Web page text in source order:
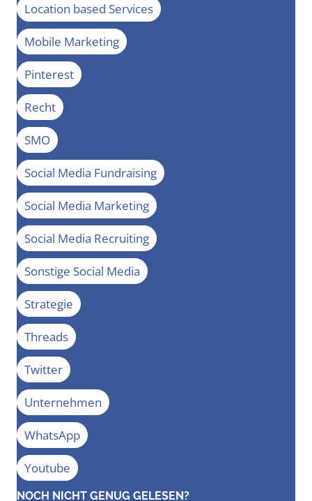
Location based Services
Mobile Marketing
Pinterest
Recht
SMO
Social Media Fundraising
Social Media Marketing
Social Media Recruiting
Sonstige Social Media
Strategie
Threads
Twitter
Unternehmen
WhatsApp
Youtube
NOCH NICHT GENUG GELESEN?